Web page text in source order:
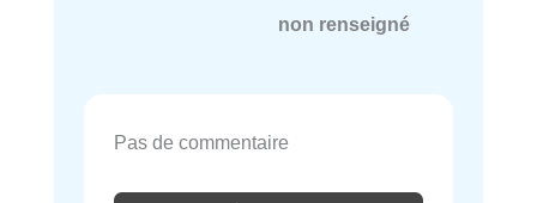
non renseigné
Pas de commentaire